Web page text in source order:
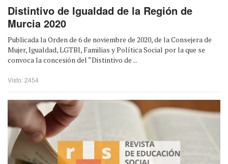
Distintivo de Igualdad de la Región de
Murcia 2020
Publicada la Orden de 6 de noviembre de 2020, de la Consejera de
Mujer, Igualdad, LGTBI, Familias y Política Social por la que se
convoca la concesión del “Distintivo de ...
Visto: 2454